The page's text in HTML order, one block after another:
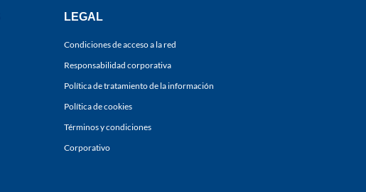
LEGAL
Condiciones de acceso a la red
Responsabilidad corporativa
Política de tratamiento de la información
Política de cookies
Términos y condiciones
Corporativo